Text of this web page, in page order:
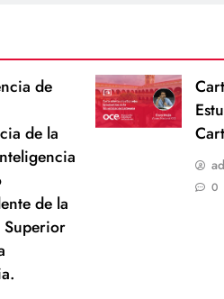
de
de la
de la
Superior
0